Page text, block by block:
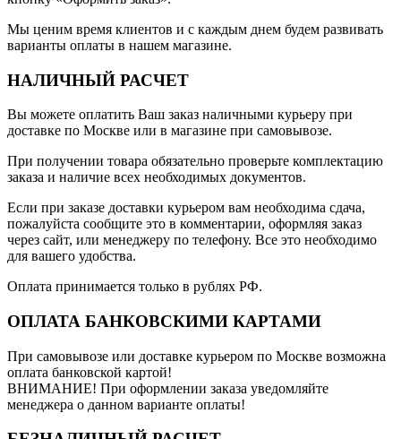
Мы ценим время клиентов и с каждым днем будем развивать
варианты оплаты в нашем магазине.
НАЛИЧНЫЙ РАСЧЕТ
Вы можете оплатить Ваш заказ наличными курьеру при
доставке по Москве или в магазине при самовывозе.
При получении товара обязательно проверьте комплектацию
заказа и наличие всех необходимых документов.
Если при заказе доставки курьером вам необходима сдача,
пожалуйста сообщите это в комментарии, оформляя заказ
через сайт, или менеджеру по телефону. Все это необходимо
для вашего удобства.
Оплата принимается только в рублях РФ.
ОПЛАТА БАНКОВСКИМИ КАРТАМИ
При самовывозе или доставке курьером по Москве возможна
оплата банковской картой!
ВНИМАНИЕ! При оформлении заказа уведомляйте
менеджера о данном варианте оплаты!